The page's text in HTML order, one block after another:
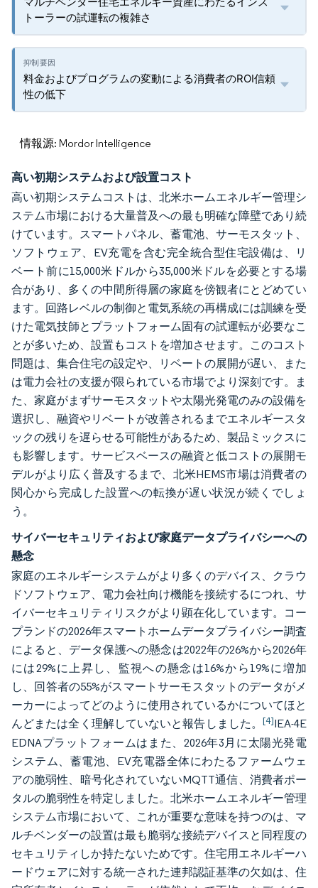
トーラーの試運転の複雑さ
料金およびプログラムの変動による消費者のROI信頼
性の低下
情報源: Mordor Intelligence
高い初期システムおよび設置コスト
高い初期システムコストは、北米ホームエネルギー管理シ
ステム市場における大量普及への最も明確な障壁であり続
けています。スマートパネル、蓄電池、サーモスタット、
ソフトウェア、EV充電を含む完全統合型住宅設備は、リ
ベート前に15,000米ドルから35,000米ドルを必要とする場
合があり、多くの中間所得層の家庭を傍観者にとどめてい
ます。回路レベルの制御と電気系統の再構成には訓練を受
けた電気技師とプラットフォーム固有の試運転が必要なこ
とが多いため、設置もコストを増加させます。このコスト
問題は、集合住宅の設定や、リベートの展開が遅い、また
は電力会社の支援が限られている市場でより深刻です。ま
た、家庭がまずサーモスタットや太陽光発電のみの設備を
選択し、融資やリベートが改善されるまでエネルギースタ
ックの残りを遅らせる可能性があるため、製品ミックスに
も影響します。サービスベースの融資と低コストの展開モ
デルがより広く普及するまで、北米HEMS市場は消費者の
関心から完成した設置への転換が遅い状況が続くでしょ
う。
サイバーセキュリティおよび家庭データプライバシーへの
懸念
家庭のエネルギーシステムがより多くのデバイス、クラウ
ドソフトウェア、電力会社向け機能を接続するにつれ、サ
イバーセキュリティリスクがより顕在化しています。コー
プランドの2026年スマートホームデータプライバシー調査
によると、データ保護への懸念は2022年の26%から2026年
には29%に上昇し、監視への懸念は16%から19%に増加
し、回答者の55%がスマートサーモスタットのデータがメ
ーカーによってどのように使用されているかについてほと
んどまたは全く理解していないと報告しました。 [4]IEA-4E
EDNAプラットフォームはまた、2026年3月に太陽光発電
システム、蓄電池、EV充電器全体にわたるファームウェ
アの脆弱性、暗号化されていないMQTT通信、消費者ポー
タルの脆弱性を特定しました。北米ホームエネルギー管理
システム市場において、これが重要な意味を持つのは、マ
ルチベンダーの設置は最も脆弱な接続デバイスと同程度の
セキュリティしか持たないためです。住宅用エネルギーハ
ードウェアに対する統一された連邦認証基準の欠如は、住